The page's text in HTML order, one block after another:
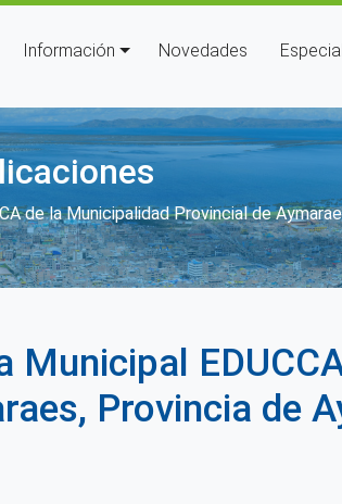
Información Novedades
de la Municipalidad Provincial de
Provincia de